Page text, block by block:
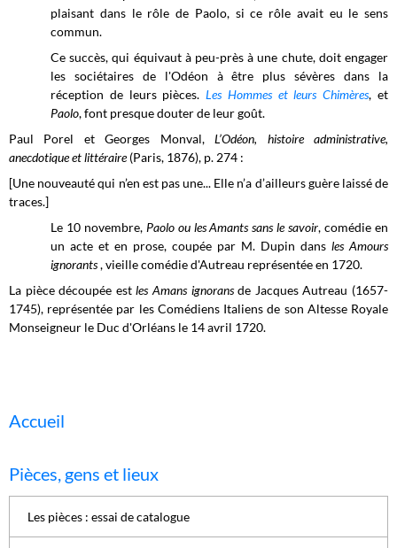
plaisant dans le rôle de Paolo, si ce rôle avait eu le sens
commun.
Ce succès, qui équivaut à peu-près à une chute, doit engager
les sociétaires de l'Odéon à être plus sévères dans la
réception de leurs pièces.Les Hommes et leurs Chimères, et
Paolo, font presque douter de leur goût.
Paul Porel et Georges Monval,L’Odéon, histoire administrative,
anecdotique et littéraire(Paris, 1876), p. 274 :
[Une nouveauté qui n’en est pas une... Elle n’a d’ailleurs guère laissé de
traces.]
Le 10 novembre, Paolo ou les Amants sans le savoir, comédie en
un acte et en prose, coupée par M. Dupin dans les Amours
ignorants, vieille comédie d'Autreau représentée en 1720.
La pièce découpée estles Amans ignoransde Jacques Autreau (1657-
1745), représentée par les Comédiens Italiens de son Altesse Royale
Monseigneur le Duc d'Orléans le 14 avril 1720.
Accueil
Pièces, gens et lieux
Les pièces : essai de catalogue